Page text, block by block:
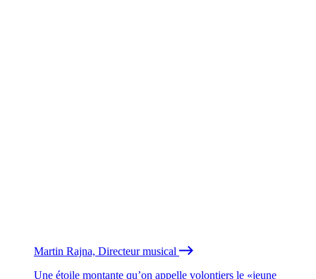
Martin Rajna, Directeur musical
Une étoile montante qu’on appelle volontiers le «jeune